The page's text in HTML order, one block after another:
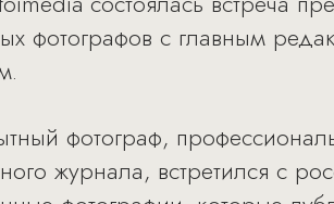
фотографов с главным
фотограф,
журнала, встретился с